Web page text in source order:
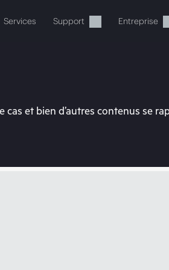
Services Support Entreprise
et bien d’autres contenus se